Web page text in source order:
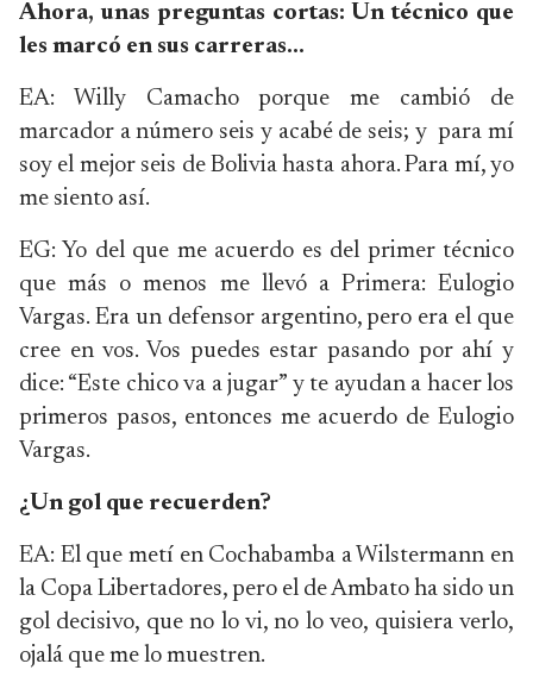
Ahora, unas preguntas cortas: Un técnico que
les marcó en sus carreras...
EA: Willy Camacho porque me cambió de
marcador a número seis y acabé de seis; y para mí
soy el mejor seis de Bolivia hasta ahora. Para mí, yo
me siento así.
EG: Yo del que me acuerdo es del primer técnico
que más o menos me llevó a Primera: Eulogio
Vargas. Era un defensor argentino, pero era el que
cree en vos. Vos puedes estar pasando por ahí y
dice: “Este chico va a jugar” y te ayudan a hacer los
primeros pasos, entonces me acuerdo de Eulogio
Vargas.
¿Un gol que recuerden?
EA: El que metí en Cochabamba a Wilstermann en
la Copa Libertadores, pero el de Ambato ha sido un
gol decisivo, que no lo vi, no lo veo, quisiera verlo,
ojalá que me lo muestren.